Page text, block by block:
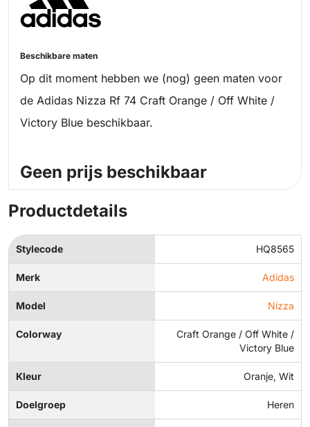
Beschikbare maten
Op dit moment hebben we (nog) geen maten voor
de Adidas Nizza Rf 74 Craft Orange / Off White /
Victory Blue beschikbaar.
Geen prijs beschikbaar
Productdetails
Stylecode HQ8565
Merk Adidas
Model Nizza
Colorway
Craft Orange / Off White /
Victory Blue
Kleur Oranje, Wit
Doelgroep Heren